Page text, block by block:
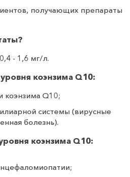
получающих препараты
- 1,6 мг/л.
коэнзима Q10:
коэнзима Q10;
системы (вирусные
болезнь).
коэнзима Q10: